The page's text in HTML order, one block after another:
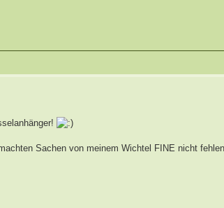
Sachen von meinem Wichtel FINE nicht